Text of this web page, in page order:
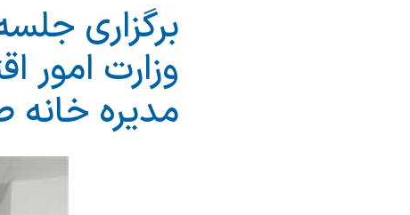
برگزاری
وزارت امور
مدیره